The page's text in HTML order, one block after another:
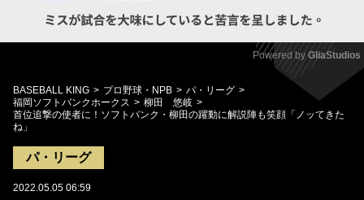
Mute
Powered by GliaStudios
BASEBALL KING プロ野球・NPB
パ・リーグ
福岡ソフトバンクホークス
柳田 悠岐
首位追撃の使者に！ソフトバンク・柳田の躍動に解説陣も笑顔「ノッてきた
ね」
パ・リーグ
2022.05.05 06:59